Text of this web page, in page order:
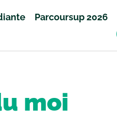
Parcoursup 2026
moi